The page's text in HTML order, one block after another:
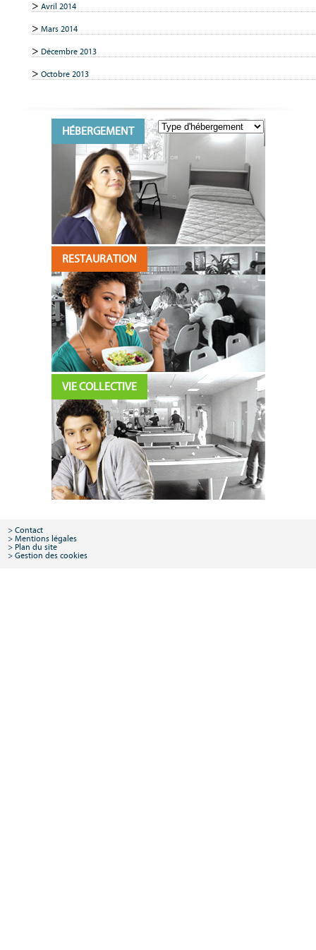
Avril 2014
Mars 2014
Décembre 2013
Octobre 2013
HÉBERGEMENT
RESTAURATION
VIE COLLECTIVE
Contact
Mentions légales
Plan du site
Gestion des cookies